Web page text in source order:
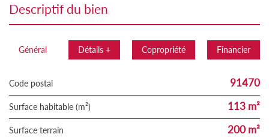
descriptif du bien
Général Détails + Copropriété Financier
Code postal 91470
Surface habitable (m²) 113 m²
surface terrain 200 m²